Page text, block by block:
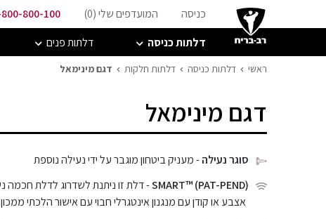
כניסה המועדפים שלי (0
)
800-100
דלתות כניסה
דלתות פנים
ראשי דלתות כניסה דלתות חלקות דגם מינימאל
דגם מינימאל
סוגר נעילה- מעניק ביטחון מוגבר על ידי נעילה נוספת
SMART™ (PAT-PEND)- דלת זו ניתנת לשדרוג לדלת חכמה
אצבע או קודן עם מנגנון אינטגרלי חבוי עם אישור הלכתי